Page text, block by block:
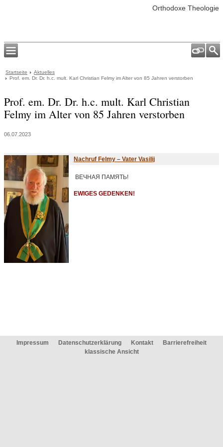
Orthodoxe Theologie
Startseite
Aktuelles
Prof. em. Dr. Dr. h.c. mult. Karl Christian Felmy im Alter von 85 Jahren verstorben
Prof. em. Dr. Dr. h.c. mult. Karl Christian
Felmy im Alter von 85 Jahren verstorben
06.07.2023
Nachruf Felmy – Vater Vasilij
ВЕЧНАЯ ПАМЯТЬ!
EWIGES GEDENKEN!
Impressum Datenschutzerklärung Kontakt
Barrierefreiheit
klassische Ansicht